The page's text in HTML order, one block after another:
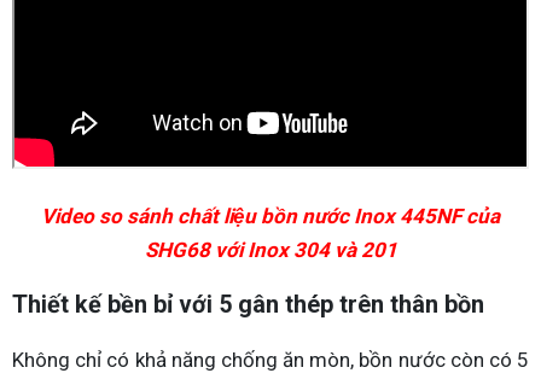
Video so sánh chất liệu bồn nước Inox 445NF của
SHG68 với Inox 304 và 201
Thiết kế bền bỉ với 5 gân thép trên thân bồn
Không chỉ có khả năng chống ăn mòn, bồn nước còn có 5